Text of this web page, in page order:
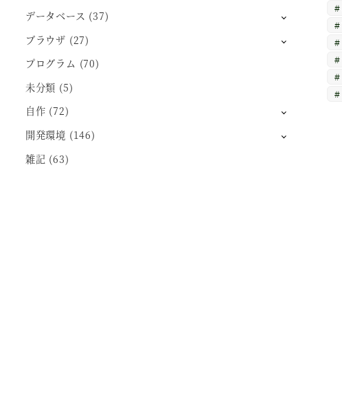
データベース (37)
ブラウザ (27)
プログラム (70)
未分類 (5)
自作 (72)
開発環境 (146)
雑記 (63)